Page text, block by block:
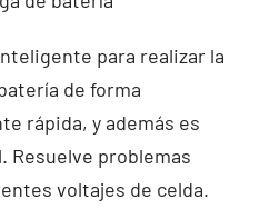
para realizar la
de forma
rápida, y además es
problemas
voltajes de celda.